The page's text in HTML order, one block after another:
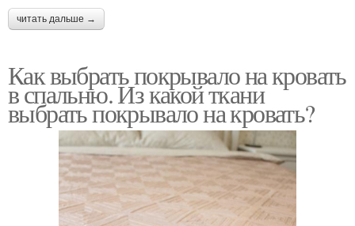
читать дальше →
Как выбрать покрывало на кровать
в спальню. Из какой ткани
выбрать покрывало на кровать?